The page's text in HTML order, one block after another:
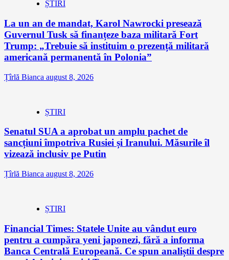
ȘTIRI
La un an de mandat, Karol Nawrocki presează
Guvernul Tusk să finanțeze baza militară Fort
Trump: „Trebuie să instituim o prezență militară
americană permanentă în Polonia”
Țîrlă Bianca august 8, 2026
ȘTIRI
Senatul SUA a aprobat un amplu pachet de
sancțiuni împotriva Rusiei și Iranului. Măsurile îl
vizează inclusiv pe Putin
Țîrlă Bianca august 8, 2026
ȘTIRI
Financial Times: Statele Unite au vândut euro
pentru a cumpăra yeni japonezi, fără a informa
Banca Centrală Europeană. Ce spun analiștii despre